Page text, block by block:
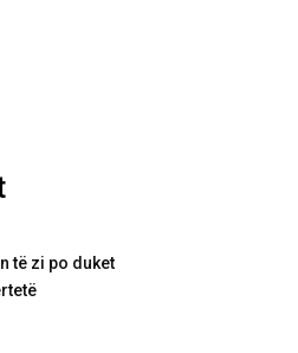
të zi po duket